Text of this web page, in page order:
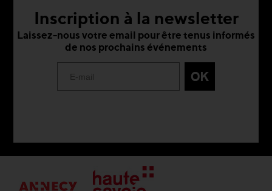
Inscription à la newsletter
Laissez-nous votre email pour être tenus informés
de nos prochains événements